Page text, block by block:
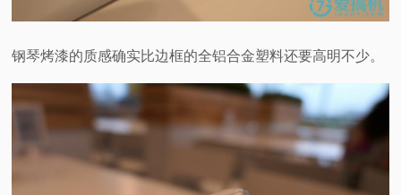
钢琴烤漆的质感确实比边框的全铝合金塑料还要高明不少。